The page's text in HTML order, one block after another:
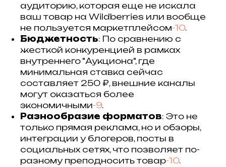
аудиторию, которая еще не искала
ваш товар на Wildberries или вообще
не пользуется маркетплейсом-10.
Бюджетность: По сравнению с
жесткой конкуренцией в рамках
внутреннего "Аукциона", где
минимальная ставка сейчас
составляет 250 ₽, внешние каналы
могут оказаться более
экономичными-9.
Разнообразие форматов: Это не
только прямая реклама, но и обзоры,
интеграции у блогеров, посты в
социальных сетях, что позволяет по-
разному преподносить товар-10.